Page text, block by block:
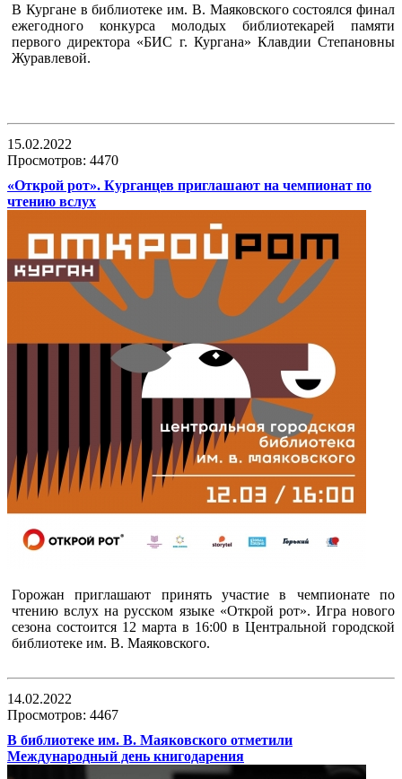
В Кургане в библиотеке им. В. Маяковского состоялся финал
ежегодного конкурса молодых библиотекарей памяти
первого директора «БИС г. Кургана» Клавдии Степановны
Журавлевой.
15.02.2022
Просмотров: 4470
«Открой рот». Курганцев приглашают на чемпионат по
чтению вслух
Горожан приглашают принять участие в чемпионате по
чтению вслух на русском языке «Открой рот». Игра нового
сезона состоится 12 марта в 16:00 в Центральной городской
библиотеке им. В. Маяковского.
14.02.2022
Просмотров: 4467
В библиотеке им. В. Маяковского отметили
Международный день книгодарения